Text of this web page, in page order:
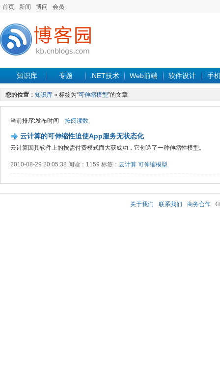
首页 新闻 博问 会员
知识库 专题 .NET技术 Web前端 软件设计 手
您的位置： 知识库 » 标签为“可伸缩模型”的文章
当前排序:发布时间 按阅读数
云计算的可伸缩性迫使App服务无状态化
云计算因其软件上的按需付费模式而大获成功，它创造了一种伸缩性模型。
2010-08-29 20:05:38 阅读：1159 标签： 云计算 可伸缩模型
关于我们 联系我们 商务合作